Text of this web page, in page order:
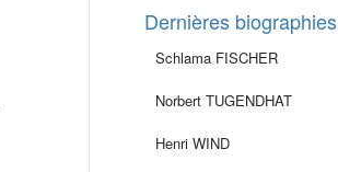
Dernières biographies
Schlama FISCHER
Norbert TUGENDHAT
Henri WIND